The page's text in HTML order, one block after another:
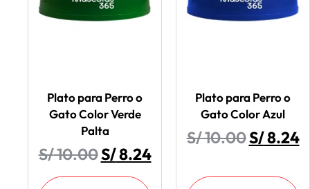
Plato para Perro o
Gato Color Verde
Palta
S/10.00S/8.24
Plato para Perro o
Gato Color Azul
S/10.00S/8.24